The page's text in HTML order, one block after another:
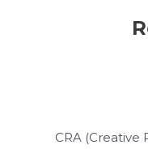
CRA (Creative